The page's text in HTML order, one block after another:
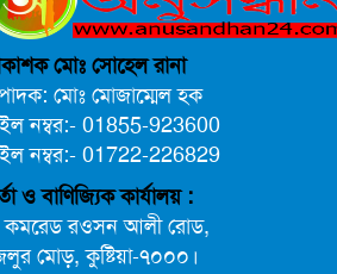
মোঃ সোহেল রানা
মোঃ মোজাম্মেল হক
নম্বর:- 01855-923600
নম্বর:- 01722-226829
ও বাণিজ্যিক কার্যালয় :
কমরেড রওসন আলী রোড,
মোড়, কুষ্টিয়া-৭০০০।